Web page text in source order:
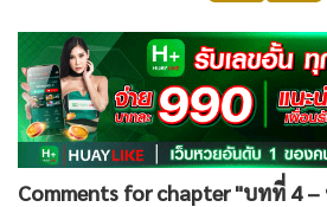
Comments for chapter "บทที่ 4 –